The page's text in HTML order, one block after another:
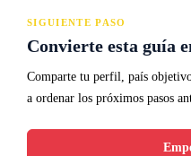
SIGUIENTE PASO
Convierte esta guía
Comparte tu perfil, país
a ordenar los próximos pasos